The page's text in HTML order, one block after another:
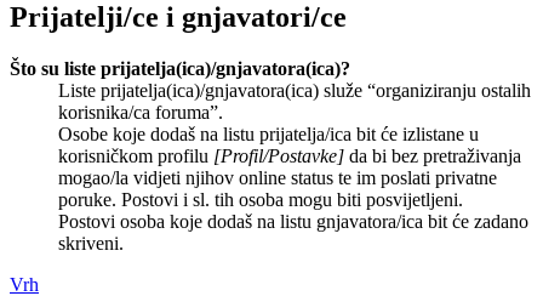
Prijatelji/ce i gnjavatori/ce
Što su liste prijatelja(ica)/gnjavatora(ica)?
Liste prijatelja(ica)/gnjavatora(ica) služe “organiziranju ostalih
korisnika/ca foruma”.
Osobe koje dodaš na listu prijatelja/ica bit će izlistane u
korisničkom profilu [Profil/Postavke] da bi bez pretraživanja
mogao/la vidjeti njihov online status te im poslati privatne
poruke. Postovi i sl. tih osoba mogu biti posvijetljeni.
Postovi osoba koje dodaš na listu gnjavatora/ica bit će zadano
skriveni.
Vrh